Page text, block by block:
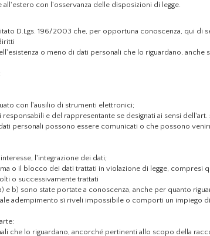
con l'osservanza delle disposizioni di legge.
D.Lgs. 196/2003 che, per opportuna conoscenza, qui di
o meno di dati personali che lo riguardano, anche
con l'ausilio di strumenti elettronici;
e del rappresentante se designati ai sensi dell'art.
personali possono essere comunicati o che possono
l'integrazione dei dati;
o il blocco dei dati trattati in violazione di legge, compresi
o successivamente trattati
e b) sono state portate a conoscenza, anche per quanto
adempimento sì riveli impossibile o comporti un impiego
che lo riguardano, ancorché pertinenti allo scopo della